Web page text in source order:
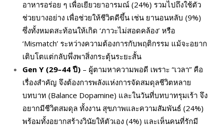
อาหารอร่อย ๆ เพื่อเยียวยาอารมณ์ (24%) รวมไปถึงใช้ตัว
ช่วยบางอย่าง เพื่อช่วยให้ชีวิตดีขึ้น เช่น ยานอนหลับ (9%)
ซึ่งทั้งหมดสะท้อนให้เกิด ‘ภาวะไม่สอดคล้อง’ หรือ
‘Mismatch’ ระหว่างความต้องการกับพฤติกรรม แม้จะอยาก
เติบโตแต่กลับพึ่งพาสิ่งกระตุ้นระยะสั้น
Gen Y (29–44 ปี) – ผู้ตามหาความพอดี เพราะ “เวลา” คือ
เรื่องสำคัญ จึงต้องการพลังแห่งการจัดสมดุลชีวิตหลาย
บทบาท (Balance Dopamine) และในวันที่บทบาทรุมเร้า จึง
อยากมีชีวิตสมดุล ทั้งงาน สุขภาพและความสัมพันธ์ (24%)
พร้อมทั้งอยากสร้างวินัยให้ตัวเอง (4%) และเห็นคนที่รักมี